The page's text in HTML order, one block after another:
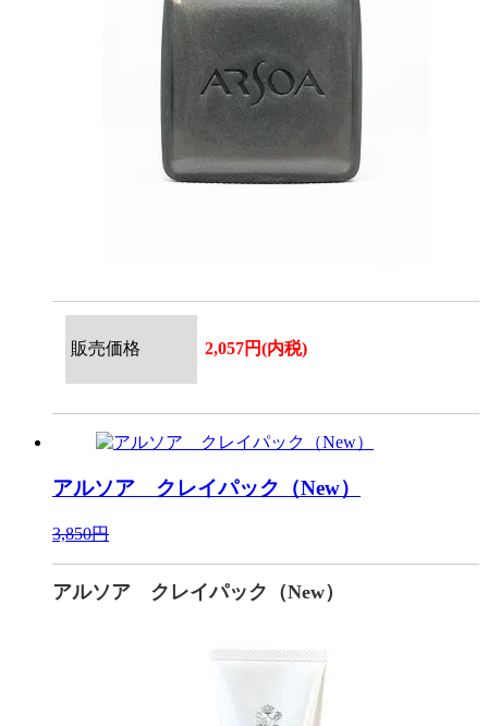
販売価格 2,057円(内税)
アルソア クレイパック（New）
3,850円
アルソア クレイパック（New）